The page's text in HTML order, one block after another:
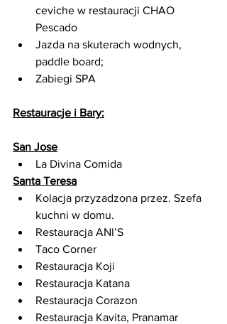
ceviche w restauracji CHAO
Pescado
Jazda na skuterach wodnych,
paddle board;
Zabiegi SPA
Restauracje i Bary:
San Jose
La Divina Comida
Santa Teresa
Kolacja przyzadzona przez. Szefa
kuchni w domu.
Restauracja ANI’S
Taco Corner
Restauracja Koji
Restauracja Katana
Restauracja Corazon
Restauracja Kavita, Pranamar